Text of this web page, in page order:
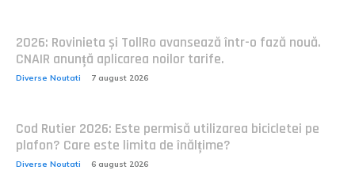
2026: Rovinieta și TollRo avansează într-o fază nouă.
CNAIR anunță aplicarea noilor tarife.
Diverse Noutati 7 august 2026
Cod Rutier 2026: Este permisă utilizarea bicicletei pe
plafon? Care este limita de înălțime?
Diverse Noutati 6 august 2026